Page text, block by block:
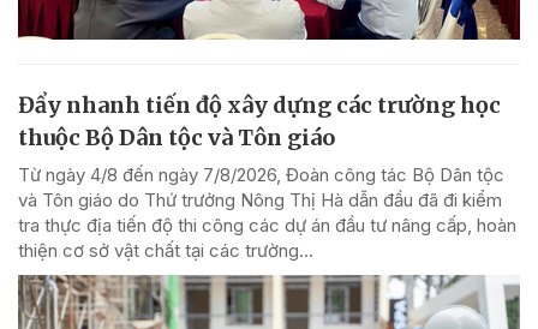
Đẩy nhanh tiến độ xây dựng các trường học
thuộc Bộ Dân tộc và Tôn giáo
Từ ngày 4/8 đến ngày 7/8/2026, Đoàn công tác Bộ Dân tộc
và Tôn giáo do Thứ trưởng Nông Thị Hà dẫn đầu đã đi kiểm
tra thực địa tiến độ thi công các dự án đầu tư nâng cấp, hoàn
thiện cơ sở vật chất tại các trường...